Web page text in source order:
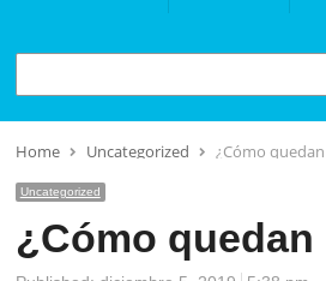
BUSCAR
Home Uncategorized ¿Cómo
Uncategorized
¿Cómo